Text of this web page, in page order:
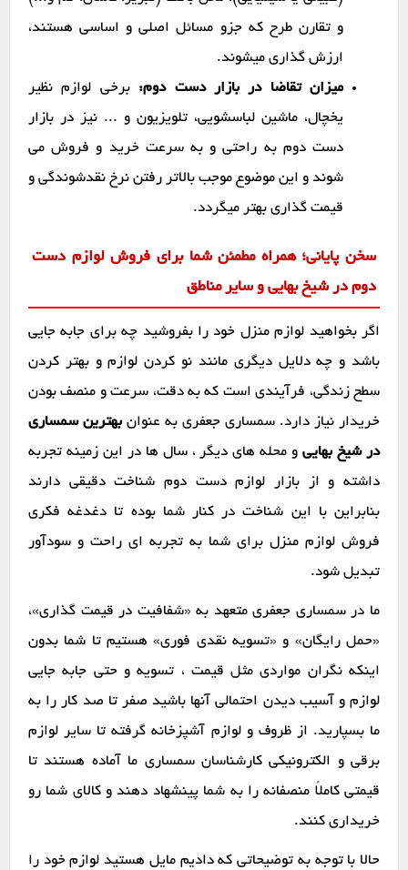
و تقارن طرح که جزو مسائل اصلی و اساسی هستند،
ارزش گذاری میشوند.
میزان تقاضا در بازار دست دوم: برخی لوازم نظیر
یخچال، ماشین لباسشویی، تلویزیون و ... نیز در بازار
دست دوم به راحتی و به سرعت خرید و فروش می
شوند و این موضوع موجب بالاتر رفتن نرخ نقدشوندگی و
قیمت گذاری بهتر میگردد.
سخن پایانی؛ همراه مطمئن شما برای فروش لوازم دست
دوم در شیخ بهایی و سایر مناطق
اگر بخواهید لوازم منزل خود را بفروشید چه برای جابه جایی
باشد و چه دلایل دیگری مانند نو کردن لوازم و بهتر کردن
سطح زندگی، فرآیندی است که به دقت، سرعت و منصف بودن
خریدار نیاز دارد. سمساری جعفری به عنوان بهترین سمساری
در شیخ بهاییو محله های دیگر ، سال ها در این زمینه تجربه
داشته و از بازار لوازم دست دوم شناخت دقیقی دارند
بنابراین با این شناخت در کنار شما بوده تا دغدغه فکری
فروش لوازم منزل برای شما به تجربه ای راحت و سودآور
تبدیل شود.
ما در سمساری جعفری متعهد به «شفافیت در قیمت گذاری»،
«حمل رایگان» و «تسویه نقدی فوری» هستیم تا شما بدون
اینکه نگران مواردی مثل قیمت ، تسویه و حتی جابه جایی
لوازم و آسیب دیدن احتمالی آنها باشید صفر تا صد کار را به
ما بسپارید. از ظروف و لوازم آشپزخانه گرفته تا سایر لوازم
برقی و الکترونیکی کارشناسان سمساری ما آماده هستند تا
قیمتی کاملاً منصفانه را به شما پینشهاد دهند و کالای شما رو
خریداری کنند.
حالا با توجه به توضیحاتی که دادیم مایل هستید لوازم خود را